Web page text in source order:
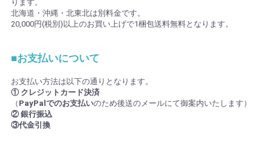
ります。
北海道・沖縄・北東北は別料金です。
20,000円(税別)以上のお買い上げで1梱包送料無料となります。
■お支払いについて
お支払い方法は以下の通りとなります。
① クレジットカード決済
（ PayPalでのお支払いのため後送のメールにて御案内いたします）
② 銀行振込
③代金引換